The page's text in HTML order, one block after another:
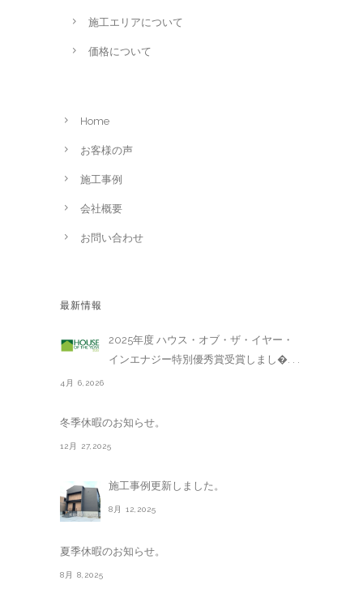
施工エリアについて
価格について
Home
お客様の声
施工事例
会社概要
お問い合わせ
最新情報
2025年度 ハウス・オブ・ザ・イヤー・
インエナジー特別優秀賞受賞しまし�. . .
4月 6,2026
冬季休暇のお知らせ。
12月 27,2025
施工事例更新しました。
8月 12,2025
夏季休暇のお知らせ。
8月 8,2025